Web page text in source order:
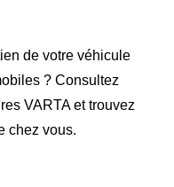
de votre véhicule
? Consultez
VARTA et trouvez
chez vous.